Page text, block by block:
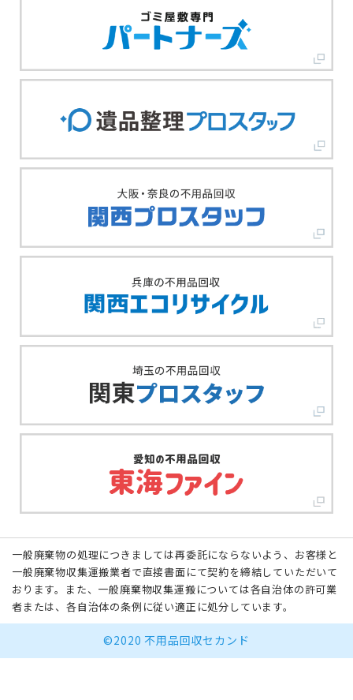
一般廃棄物の処理につきましては再委託にならないよう、お客様と
一般廃棄物収集運搬業者で直接書面にて契約を締結していただいて
おります。また、一般廃棄物収集運搬については各自治体の許可業
者または、各自治体の条例に従い適正に処分しています。
©2020 不用品回収セカンド